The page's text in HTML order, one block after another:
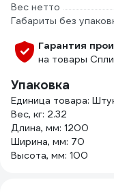
Вес нетто
Габариты без
Гарантия
на товары
Упаковка
Единица товара:
Вес, кг: 2.32
Длина, мм: 1200
Ширина, мм: 70
Высота, мм: 100